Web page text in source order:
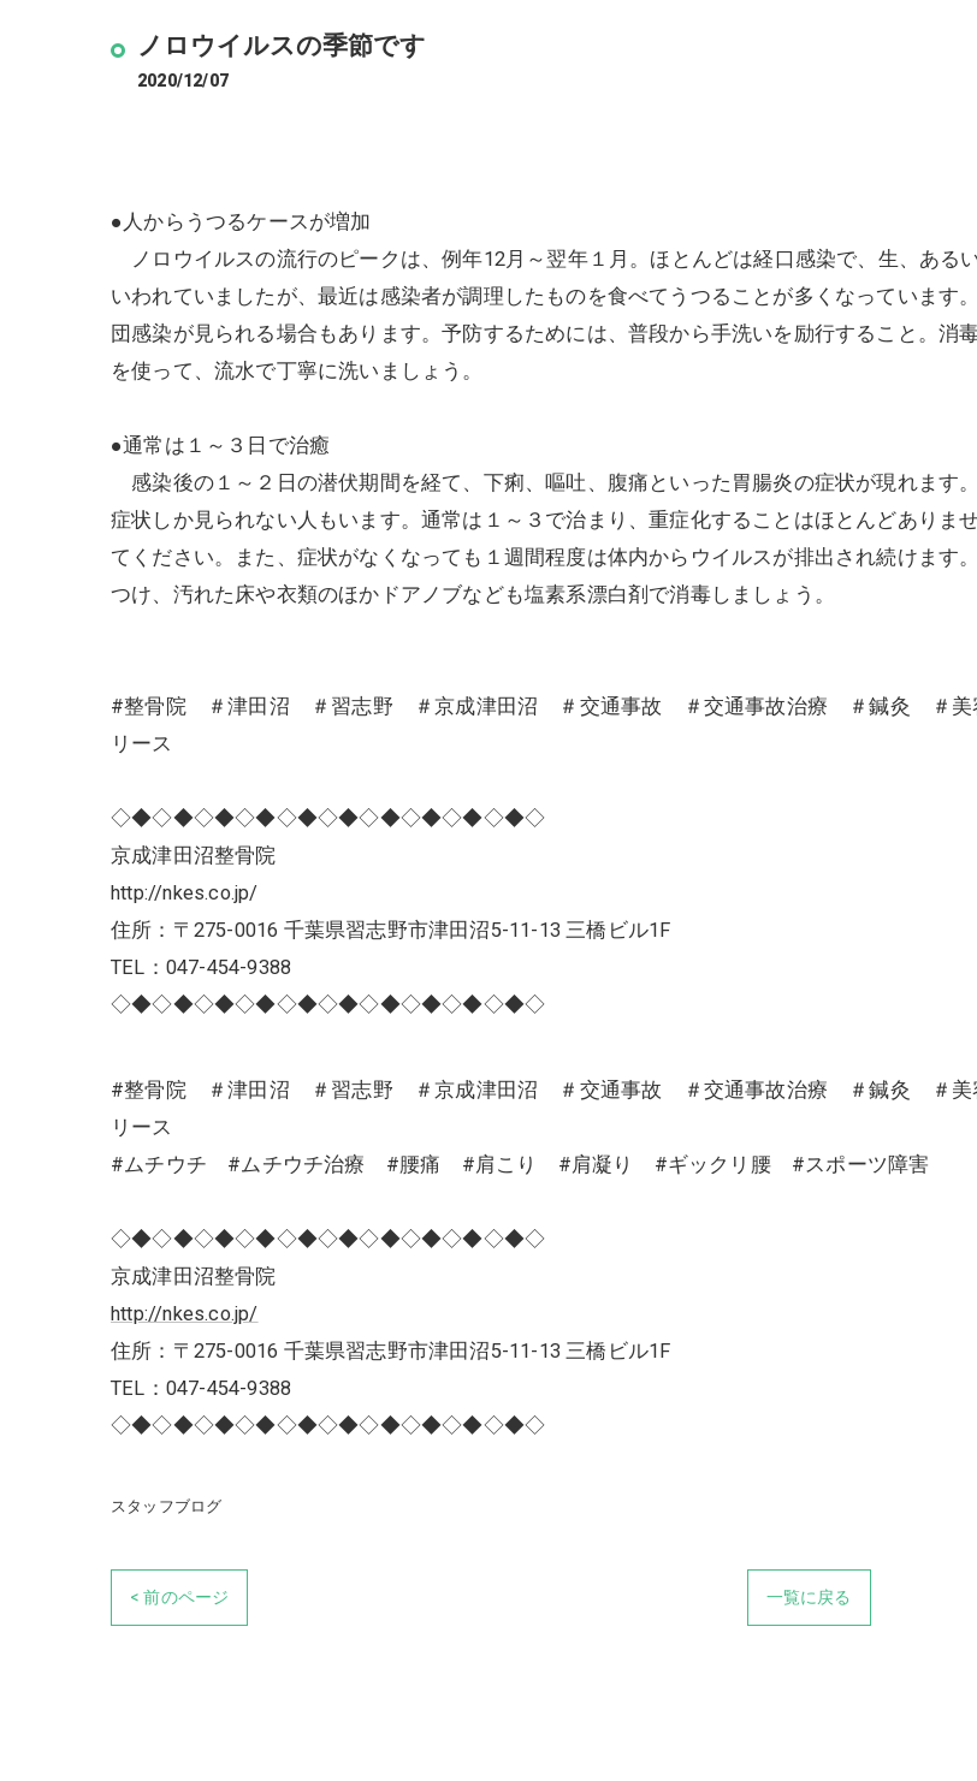
ノロウイルスの季節です
2020/12/07
●人からうつるケースが増加
ノロウイルスの流行のピークは、例年12月～翌年１月。ほとんどは経口感染で、生、ある
いわれていましたが、最近は感染者が調理したものを食べてうつることが多くなっています
団感染が見られる場合もあります。予防するためには、普段から手洗いを励行すること。消
を使って、流水で丁寧に洗いましょう。
●通常は１～３日で治癒
感染後の１～２日の潜伏期間を経て、下痢、嘔吐、腹痛といった胃腸炎の症状が現れます
症状しか見られない人もいます。通常は１～３で治まり、重症化することはほとんどありま
てください。また、症状がなくなっても１週間程度は体内からウイルスが排出され続けます
つけ、汚れた床や衣類のほかドアノブなども塩素系漂白剤で消毒しましょう。
#整骨院 ＃津田沼 ＃習志野 ＃京成津田沼 ＃交通事故 ＃交通事故治療 ＃鍼灸 ＃
リース
◇◆◇◆◇◆◇◆◇◆◇◆◇◆◇◆◇◆◇◆◇
京成津田沼整骨院
http://nkes.co.jp/
住所：〒275-0016 千葉県習志野市津田沼5-11-13 三橋ビル1F
TEL：047-454-9388
◇◆◇◆◇◆◇◆◇◆◇◆◇◆◇◆◇◆◇◆◇
#整骨院 ＃津田沼 ＃習志野 ＃京成津田沼 ＃交通事故 ＃交通事故治療 ＃鍼灸 ＃
リース
#ムチウチ #ムチウチ治療 #腰痛 #肩こり #肩凝り #ギックリ腰 #スポーツ障害
◇◆◇◆◇◆◇◆◇◆◇◆◇◆◇◆◇◆◇◆◇
京成津田沼整骨院
http://nkes.co.jp/
住所：〒275-0016 千葉県習志野市津田沼5-11-13 三橋ビル1F
TEL：047-454-9388
◇◆◇◆◇◆◇◆◇◆◇◆◇◆◇◆◇◆◇◆◇
スタッフブログ
< 前のページ 一覧に戻る